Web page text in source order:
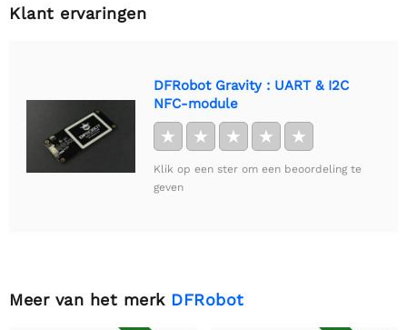
Klant ervaringen
DFRobot Gravity : UART & I2C
NFC-module
★ ★ ★ ★ ★
Klik op een ster om een beoordeling te
geven
Meer van het merk DFRobot